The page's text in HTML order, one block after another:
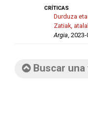
críticas
Durduza
Zatiak,
Argia ,
Buscar